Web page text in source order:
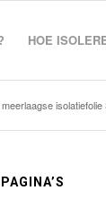
HOE
isolatiefolie
PAGINA’S